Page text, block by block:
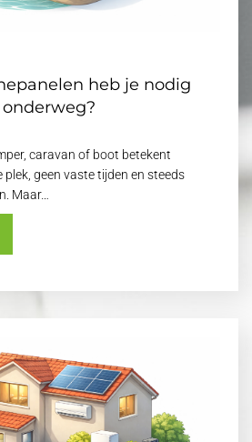
heb je nodig
caravan of boot betekent
plek, geen vaste tijden en steeds
Maar…